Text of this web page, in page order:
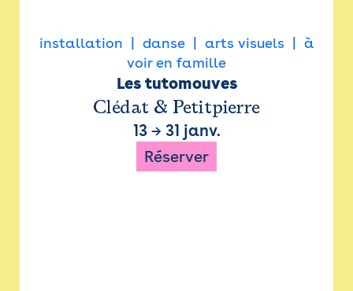
installation danse arts visuels
à
voir en famille
Les tutomouves
Clédat & Petitpierre
13→ 31 janv.
Réserver